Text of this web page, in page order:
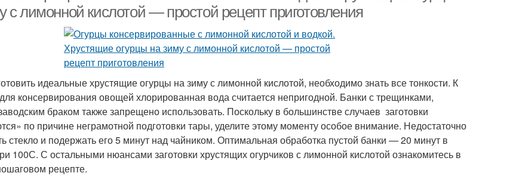
с лимонной кислотой — простой рецепт приготовления
идеальные хрустящие огурцы на зиму с лимонной кислотой, необходимо знать все тонкости. К
консервирования овощей хлорированная вода считается непригодной. Банки с трещинками,
браком также запрещено использовать. Поскольку в большинстве случаев заготовки
по причине неграмотной подготовки тары, уделите этому моменту особое внимание. Недостаточно
стекло и подержать его 5 минут над чайником. Оптимальная обработка пустой банки — 20 минут в
100С. С остальными нюансами заготовки хрустящих огурчиков с лимонной кислотой ознакомитесь в
рецепте.